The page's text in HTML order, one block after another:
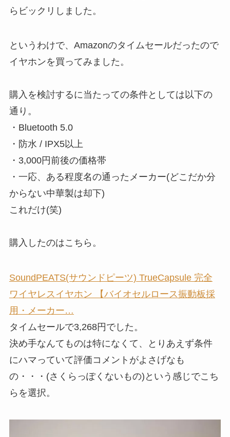
らビックリしました。
というわけで、Amazonのタイムセールだったので
イヤホンを買ってみました。
購入を検討するに当たっての条件としては以下の
通り。
・Bluetooth 5.0
・防水 / IPX5以上
・3,000円前後の価格帯
・一応、ある程度名の通ったメーカー(どこだか分
からない中華製は却下)
これだけ(笑)
購入したのはこちら。
SoundPEATS(サウンドピーツ) TrueCapsule 完全
ワイヤレスイヤホン 【バイオセルロース振動板採
用・メーカー…
タイムセールで3,268円でした。
決め手なんてものは特になくて、とりあえず条件
にハマっていて評価コメントがよさげなも
の・・・(さくらっぽくないもの)という感じでこち
らを選択。